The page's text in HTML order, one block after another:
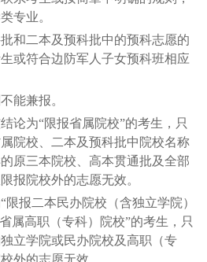
专业。
二本及预科批中的预科志愿的
或符合边防军人子女预科班相应
能兼报。
为“限报省属院校”的考生，只
院校、二本及预科批中院校名称
原三本院校、高本贯通批及全部
报院校外的志愿无效。
报二本民办院校（含独立学院）
属高职（专科）院校”的考生，只
立学院或民办院校及高职（专
外的志愿无效。